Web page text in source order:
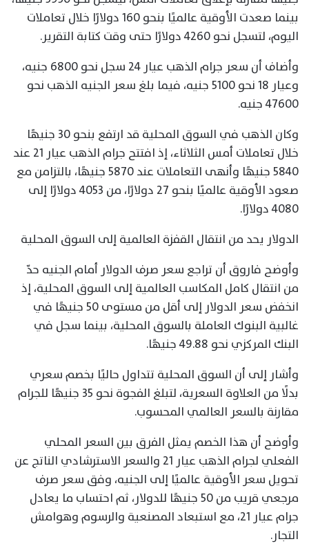
بينما صعدت الأوقية عالميًا بنحو 160 دولارًا خلال تعاملات
اليوم، لتسجل نحو 4260 دولارًا حتى وقت كتابة التقرير.
وأضاف أن سعر جرام الذهب عيار 24 سجل نحو 6800 جنيه،
وعيار 18 نحو 5100 جنيه، فيما بلغ سعر الجنيه الذهب نحو
47600 جنيه.
وكان الذهب في السوق المحلية قد ارتفع بنحو 30 جنيهًا
خلال تعاملات أمس الثلاثاء، إذ افتتح جرام الذهب عيار 21 عند
5840 جنيهًا وأنهى التعاملات عند 5870 جنيهًا، بالتزامن مع
صعود الأوقية عالميًا بنحو 27 دولارًا، من 4053 دولارًا إلى
4080 دولارًا.
الدولار يحد من انتقال القفزة العالمية إلى السوق المحلية
وأوضح فاروق أن تراجع سعر صرف الدولار أمام الجنيه حدّ
من انتقال كامل المكاسب العالمية إلى السوق المحلية، إذ
انخفض سعر الدولار إلى أقل من مستوى 50 جنيهًا في
غالبية البنوك العاملة بالسوق المحلية، بينما سجل في
البنك المركزي نحو 49.88 جنيهًا.
وأشار إلى أن السوق المحلية تتداول حاليًا بخصم سعري
بدلًا من العلاوة السعرية، لتبلغ الفجوة نحو 35 جنيهًا للجرام
مقارنة بالسعر العالمي المحسوب.
وأوضح أن هذا الخصم يمثل الفرق بين السعر المحلي
الفعلي لجرام الذهب عيار 21 والسعر الاسترشادي الناتج عن
تحويل سعر الأوقية عالميًا إلى الجنيه، وفق سعر صرف
مرجعي قريب من 50 جنيهًا للدولار، ثم احتساب ما يعادل
جرام عيار 21، مع استبعاد المصنعية والرسوم وهوامش
التجار.